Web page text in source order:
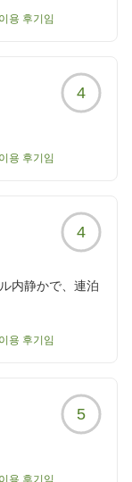
용 후기임
4
용 후기임
4
内静かで、連泊
1760?
용 후기임
5
용 후기임